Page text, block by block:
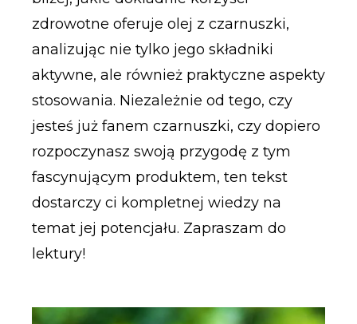
zdrowotne oferuje olej z czarnuszki,
analizując nie tylko jego składniki
aktywne, ale również praktyczne aspekty
stosowania. Niezależnie od tego, czy
jesteś już fanem czarnuszki, czy dopiero
rozpoczynasz swoją przygodę z tym
fascynującym produktem, ten tekst
dostarczy ci kompletnej wiedzy na
temat jej potencjału. Zapraszam do
lektury!